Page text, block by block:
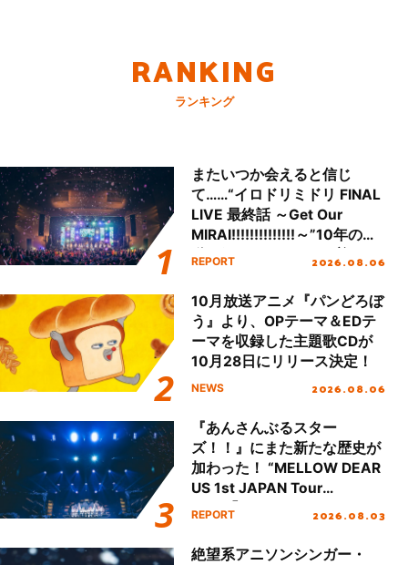
RANKING
ランキング
またいつか会えると信じ
て……“イロドリミドリ FINAL
LIVE 最終話 ～Get Our
MIRAI!!!!!!!!!!!!!!～”10年の活
動を経てファイナルを迎える
REPORT 2026.08.06
10月放送アニメ『パンどろぼ
う』より、OPテーマ＆EDテ
ーマを収録した主題歌CDが
10月28日にリリース決定！
NEWS 2026.08.06
『あんさんぶるスター
ズ！！』にまた新たな歴史が
加わった！ “MELLOW DEAR
US 1st JAPAN Tour
Final「NICE to meet YOU
ート!!
REPORT 2026.08.03
絶望系アニソンシンガー・